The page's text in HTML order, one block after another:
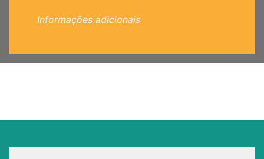
Informações adicionais